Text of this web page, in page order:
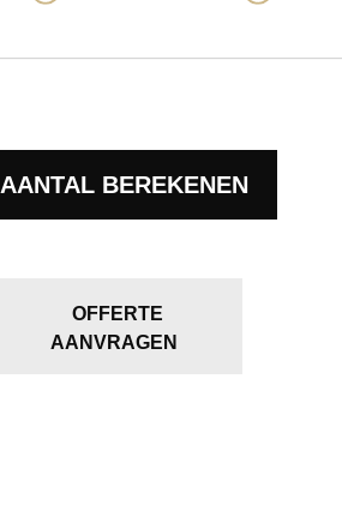
AANTAL BEREKENEN
OFFERTE
AANVRAGEN